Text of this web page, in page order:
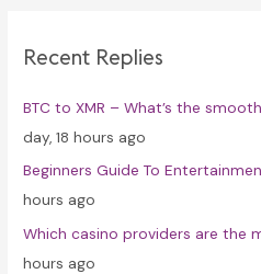
h
o
r
:
Recent Replies
BTC to XMR – What’s the
day, 18 hours ago
Beginners Guide To
hours ago
Which casino providers are the
hours ago